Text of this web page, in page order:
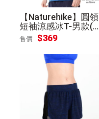
【Naturehike】圓領
短袖涼感冰T-男款(深
海藍L)
售價 $369